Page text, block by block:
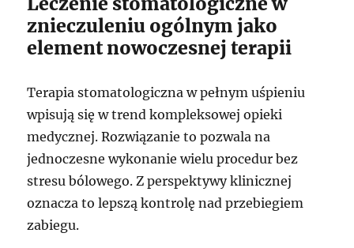
znieczuleniu ogólnym jako
element nowoczesnej terapii
Terapia stomatologiczna w pełnym uśpieniu
wpisują się w trend kompleksowej opieki
medycznej. Rozwiązanie to pozwala na
jednoczesne wykonanie wielu procedur bez
stresu bólowego. Z perspektywy klinicznej
oznacza to lepszą kontrolę nad przebiegiem
zabiegu.